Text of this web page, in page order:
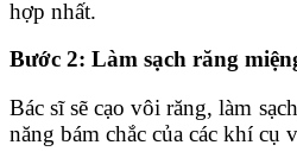
hợp nhất.
Bước 2: Làm sạch răng
Bác sĩ sẽ cạo vôi răng, làm
năng bám chắc của các khí cụ